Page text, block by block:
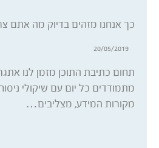
כך אנחנו מזהים בדיוק מה אתם
20/05/2019
תחום כתיבת התוכן מזמן לנו
מתמודדים כל יום עם שיקולי
מקורות המידע, מצליבים…